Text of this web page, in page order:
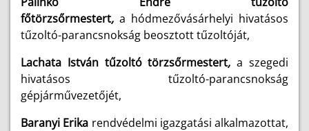
főtörzsőrmestert, a hódmezővásárhelyi hivatásos
tűzoltó-parancsnokság beosztott tűzoltóját,
Lachata István tűzoltó törzsőrmestert, a szegedi
hivatásos tűzoltó-parancsnokság
gépjárművezetőjét,
Baranyi Erika rendvédelmi igazgatási alkalmazottat,